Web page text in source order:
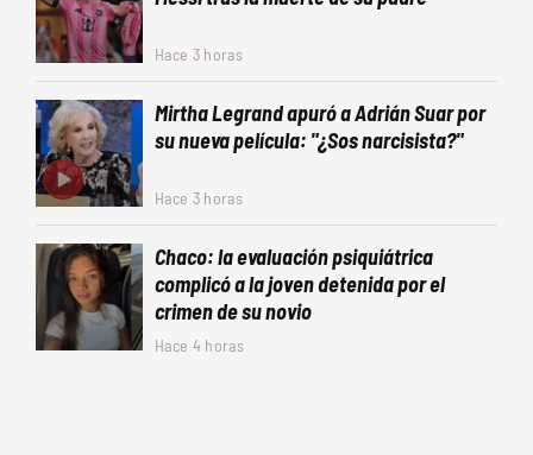
Hace 3 horas
Mirtha Legrand apuró a Adrián Suar por
su nueva película: "¿Sos narcisista?"
Hace 3 horas
Chaco: la evaluación psiquiátrica
complicó a la joven detenida por el
crimen de su novio
Hace 4 horas